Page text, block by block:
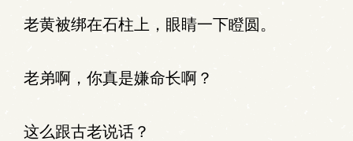
老黄被绑在石柱上，眼睛一下瞪圆。
老弟啊，你真是嫌命长啊？
这么跟古老说话？